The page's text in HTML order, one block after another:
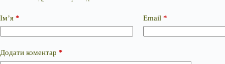
Ім’я * Email *
Додати коментар *